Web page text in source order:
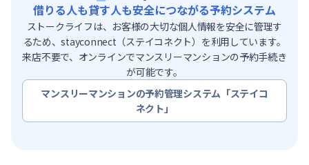
借りる人も貸す人も安全につながる予約システム
ストークライフは、お客様の大切な個人情報を安全に管理す
るため、stayconnect（ステイコネクト）を利用しています。
来店不要で、オンラインでマンスリーマンションの予約手続き
が可能です。
マンスリーマンションの予約管理システム「ステイコ
ネクト」